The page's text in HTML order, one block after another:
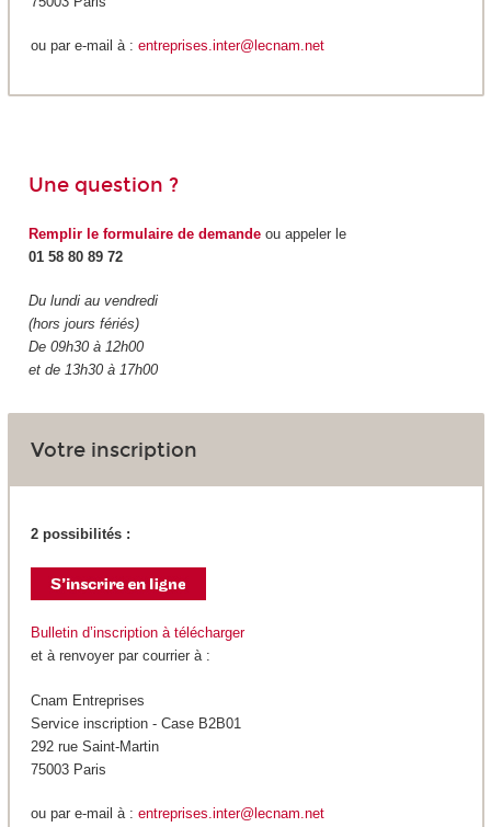
ou par e-mail à : entreprises.inter@lecnam.net
Une question ?
Remplir le formulaire de demandeou appeler le
01 58 80 89 72
Du lundi au vendredi
(hors jours fériés)
De 09h30 à 12h00
et de 13h30 à 17h00
Votre inscription
2 possibilités :
Bulletin d’inscription à télécharger
et à renvoyer par courrier à :
Cnam Entreprises
Service inscription - Case B2B01
292 rue Saint-Martin
75003 Paris
ou par e-mail à : entreprises.inter@lecnam.net